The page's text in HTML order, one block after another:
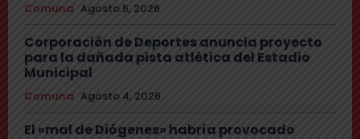
Comuna Agosto 5, 2026
Corporación de Deportes anuncia proyecto
para la dañada pista atlética del Estadio
Municipal
Comuna Agosto 4, 2026
El «mal de Diógenes» habría provocado